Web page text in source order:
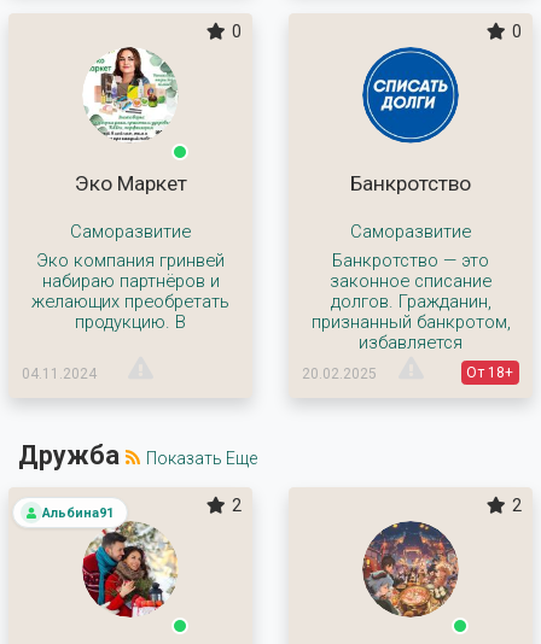
0
Эко Маркет
Саморазвитие
Эко компания гринвей
набираю партнёров и
желающих преобретать
продукцию. В
04.11.2024
0
Банкротство
Саморазвитие
Банкротство — это
законное списание
долгов. Гражданин,
признанный банкротом,
избавляется
20.02.2025 От 18+
Дружба Показать Еще
Альбина91 2 2